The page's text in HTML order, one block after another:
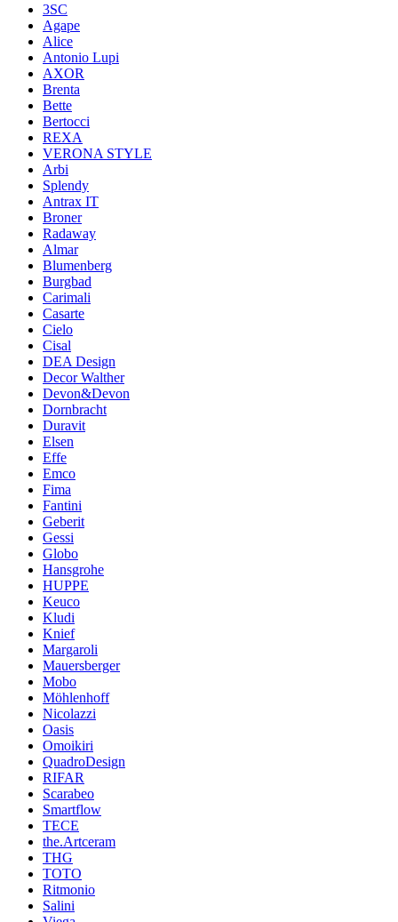
3SC
Agape
Alice
Antonio Lupi
AXOR
Brenta
Bette
Bertocci
REXA
VERONA STYLE
Arbi
Splendy
Antrax IT
Broner
Radaway
Almar
Blumenberg
Burgbad
Carimali
Casarte
Cielo
Cisal
DEA Design
Decor Walther
Devon&Devon
Dornbracht
Duravit
Elsen
Effe
Emco
Fima
Fantini
Geberit
Gessi
Globo
Hansgrohe
HUPPE
Keuco
Kludi
Knief
Margaroli
Mauersberger
Mobo
Möhlenhoff
Nicolazzi
Oasis
Omoikiri
QuadroDesign
RIFAR
Scarabeo
Smartflow
TECE
the.Artceram
THG
TOTO
Ritmonio
Salini